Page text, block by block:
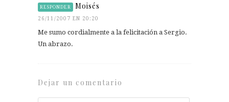
RESPONDER Moisés
26/11/2007 EN 20:20
Me sumo cordialmente a la felicitación a Sergio.
Un abrazo.
Dejar un comentario